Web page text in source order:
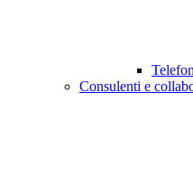
Consulenti e